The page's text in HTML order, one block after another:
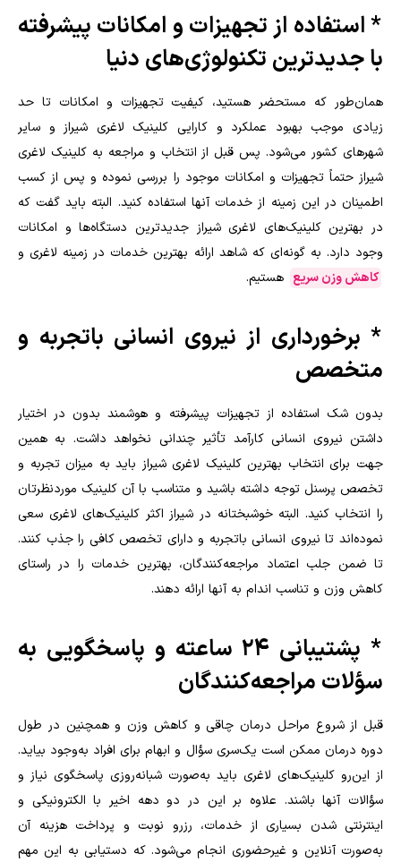
* استفاده از تجهیزات و امکانات پیشرفته
با جدیدترین تکنولوژی‌های دنیا
همان‌طور که مستحضر هستید، کیفیت تجهیزات و امکانات تا حد
زیادی موجب بهبود عملکرد و کارایی کلینیک لاغری شیراز و سایر
شهرهای کشور می‌شود. پس قبل از انتخاب و مراجعه به کلینیک لاغری
شیراز حتماً تجهیزات و امکانات موجود را بررسی نموده و پس از کسب
اطمینان در این زمینه از خدمات آنها استفاده کنید. البته باید گفت که
در بهترین کلینیک‌های لاغری شیراز جدیدترین دستگاه‌ها و امکانات
وجود دارد. به گونه‌ای که شاهد ارائه بهترین خدمات در زمینه لاغری و
کاهش وزن سریع هستیم.
* برخورداری از نیروی انسانی باتجربه و
متخصص
بدون شک استفاده از تجهیزات پیشرفته و هوشمند بدون در اختیار
داشتن نیروی انسانی کارآمد تأثیر چندانی نخواهد داشت. به همین
جهت برای انتخاب بهترین کلینیک لاغری شیراز باید به میزان تجربه و
تخصص پرسنل توجه داشته باشید و متناسب با آن کلینیک موردنظرتان
را انتخاب کنید. البته خوشبختانه در شیراز اکثر کلینیک‌های لاغری سعی
نموده‌اند تا نیروی انسانی باتجربه و دارای تخصص کافی را جذب کنند.
تا ضمن جلب اعتماد مراجعه‌کنندگان، بهترین خدمات را در راستای
کاهش وزن و تناسب اندام به آنها ارائه دهند.
* پشتیبانی 24 ساعته و پاسخگویی به
سؤلات مراجعه‌کنندگان
قبل از شروع مراحل درمان چاقی و کاهش وزن و همچنین در طول
دوره درمان ممکن است یک‌سری سؤال و ابهام برای افراد به‌وجود بیاید.
از این‌رو کلینیک‌های لاغری باید به‌صورت شبانه‌روزی پاسخگوی نیاز و
سؤالات آنها باشند. علاوه بر این در دو دهه اخیر با الکترونیکی و
اینترنتی شدن بسیاری از خدمات، رزرو نوبت و پرداخت هزینه آن
به‌صورت آنلاین و غیرحضوری انجام می‌شود. که دستیابی به این مهم